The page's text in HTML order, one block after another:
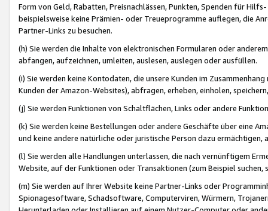
Form von Geld, Rabatten, Preisnachlässen, Punkten, Spenden für
beispielsweise keine Prämien- oder Treueprogramme auflegen, die
Partner-Links zu besuchen.
(h) Sie werden die Inhalte von elektronischen Formularen oder
abfangen, aufzeichnen, umleiten, auslesen, auslegen oder ausfüllen.
(i) Sie werden keine Kontodaten, die unsere Kunden im
Kunden der Amazon-Websites), abfragen, erheben, einholen,
(j) Sie werden Funktionen von Schaltflächen, Links oder andere
(k) Sie werden keine Bestellungen oder andere Geschäfte über eine
und keine andere natürliche oder juristische Person dazu
(l) Sie werden alle Handlungen unterlassen, die nach vernünftigem
Website, auf der Funktionen oder Transaktionen (zum Beispiel
(m) Sie werden auf Ihrer Website keine Partner-Links oder
Spionagesoftware, Schadsoftware, Computerviren, Würmern,